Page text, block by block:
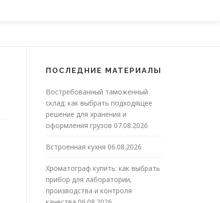
ПОСЛЕДНИЕ МАТЕРИАЛЫ
Востребованный таможенный
склад: как выбрать подходящее
решение для хранения и
оформления грузов 07.08.2026
Встроенная кухня 06.08.2026
Хроматограф купить: как выбрать
прибор для лаборатории,
производства и контроля